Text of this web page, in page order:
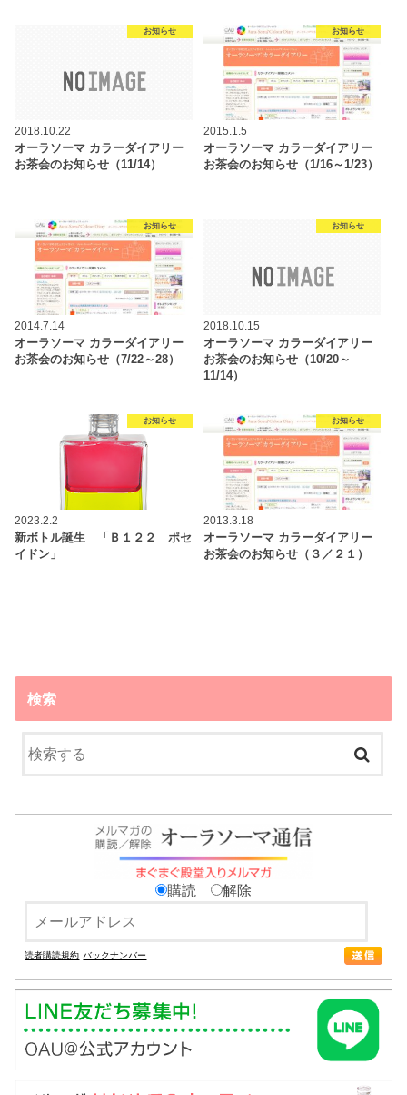
お知らせ
2018.10.22
オーラソーマ カラーダイアリー
お茶会のお知らせ（11/14）
お知らせ
2015.1.5
オーラソーマ カラーダイアリー
お茶会のお知らせ（1/16～1/23）
お知らせ
2014.7.14
オーラソーマ カラーダイアリー
お茶会のお知らせ（7/22～28）
お知らせ
2018.10.15
オーラソーマ カラーダイアリー
お茶会のお知らせ（10/20～
11/14）
お知らせ
2023.2.2
新ボトル誕生 「Ｂ１２２ ポセ
イドン」
お知らせ
2013.3.18
オーラソーマ カラーダイアリー
お茶会のお知らせ（３／２１）
検索
購読 解除
読者購読規約 バックナンバー